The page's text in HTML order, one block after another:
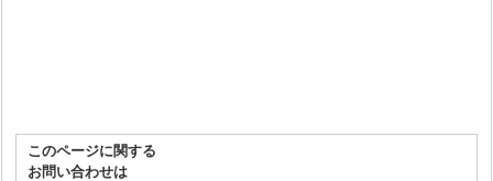
このページに関する
お問い合わせは